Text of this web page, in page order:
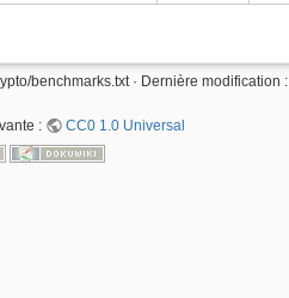
benchmarks.txt· Dernière modification :
: CC0 1.0 Universal